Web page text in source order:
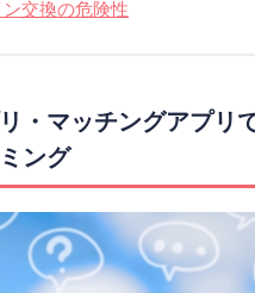
ン交換の危険性
・マッチングアプリ
ング